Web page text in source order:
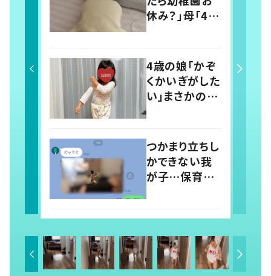
休み？」母「4回
だよ」と伝える
の息子の行動
に「わかるよそ
の気持ち」「う
ちの子も！」の
声
4歳の娘「かぞ
くかいぎがした
い」まさかの議
題に父親「最検
稿すると…多く
の意見が寄せ
られる！
つかまり立ちし
かできない我
が子…保育園
前では頑なに
立たない1歳児
が可愛すぎ
る…！